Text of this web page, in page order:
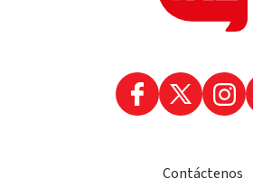
Contáctenos